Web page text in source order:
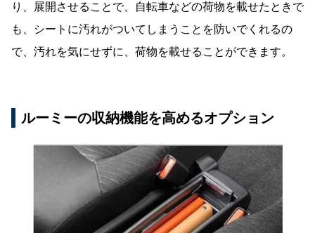
り、展開させることで、自転車などの荷物を載せたときで
も、シートに汚れがついてしまうことを防いでくれるの
で、汚れを気にせずに、荷物を載せることができます。
ルーミーの収納機能を高めるオプション